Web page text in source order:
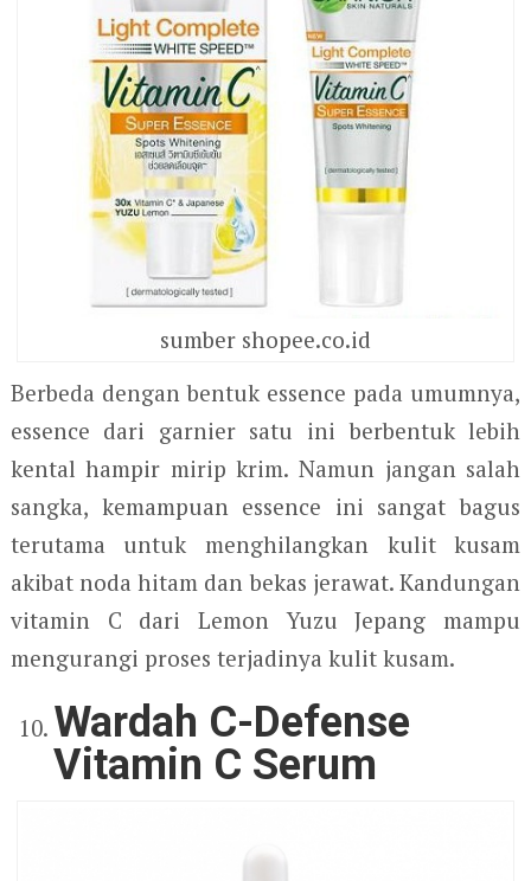
sumber shopee.co.id
Berbeda dengan bentuk essence pada umumnya,
essence dari garnier satu ini berbentuk lebih
kental hampir mirip krim. Namun jangan salah
sangka, kemampuan essence ini sangat bagus
terutama untuk menghilangkan kulit kusam
akibat noda hitam dan bekas jerawat. Kandungan
vitamin C dari Lemon Yuzu Jepang mampu
mengurangi proses terjadinya kulit kusam.
Wardah C-Defense
Vitamin C Serum